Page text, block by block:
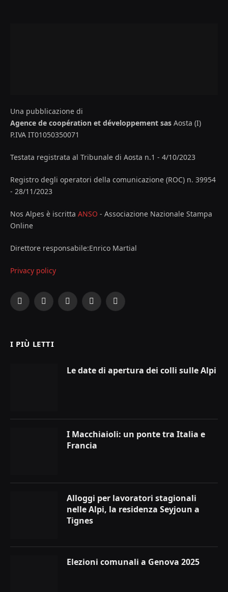
Una pubblicazione di
Agence de coopération et développement sas Aosta (I)
P.IVA IT01050350071
Testata registrata al Tribunale di Aosta n.1 - 4/10/2023
Registro degli operatori della comunicazione (ROC) n. 39954
- 28/11/2023
Nos Alpes è iscritta ANSO - Associazione Nazionale Stampa
Online
Direttore responsabile:Enrico Martial
Privacy policy
Facebook
X
InstagramYouTubeLinkedIn
I PIÙ LETTI
Le date di apertura dei colli sulle Alpi
I Macchiaioli: un ponte tra Italia e
Francia
Alloggi per lavoratori stagionali
nelle Alpi, la residenza Seyjoun a
Tignes
Elezioni comunali a Genova 2025